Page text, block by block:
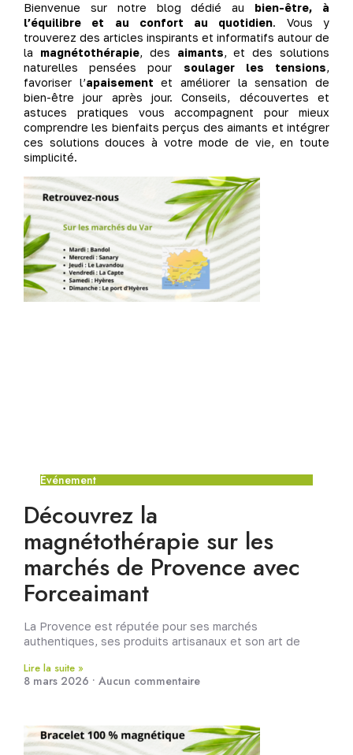
Bienvenue sur notre blog dédié au bien-être, à
l’équilibre et au confort au quotidien. Vous y
trouverez des articles inspirants et informatifs autour de
la magnétothérapie, des aimants, et des solutions
naturelles pensées pour soulager les tensions,
favoriser l’apaisement et améliorer la sensation de
bien-être jour après jour. Conseils, découvertes et
astuces pratiques vous accompagnent pour mieux
comprendre les bienfaits perçus des aimants et intégrer
ces solutions douces à votre mode de vie, en toute
simplicité.
Événement
Découvrez la
magnétothérapie sur les
marchés de Provence avec
Forceaimant
La Provence est réputée pour ses marchés
authentiques, ses produits artisanaux et son art de
Lire la suite »
8 mars 2026 Aucun commentaire